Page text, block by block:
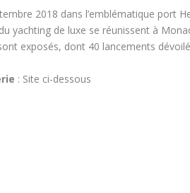
2018 dans l’emblématique port
yachting de luxe se réunissent à
exposés, dont 40 lancements
: Site ci-dessous